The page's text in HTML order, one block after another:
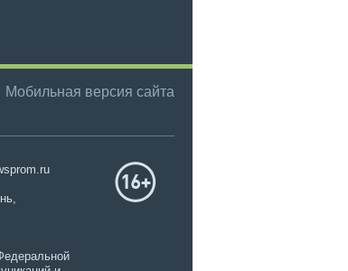
Мобильная версия сайта